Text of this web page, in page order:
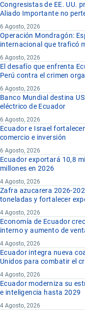
Congresistas de EE. UU.
Aliado Importante no
6 Agosto, 2026
Operación Mondragón:
internacional que traficó
6 Agosto, 2026
El desafío que enfrenta
Perú contra el crimen
6 Agosto, 2026
Banco Mundial destina
eléctrico de Ecuador
6 Agosto, 2026
Ecuador e Israel
comercio e inversión
6 Agosto, 2026
Ecuador exportará 10,8
millones en 2026
4 Agosto, 2026
Zafra azucarera 2026-
toneladas y fortalecer
4 Agosto, 2026
Economía de Ecuador
interno y aumento de
4 Agosto, 2026
Ecuador integra nueva
Unidos para combatir el
4 Agosto, 2026
Ecuador moderniza su
e inteligencia hasta 2029
4 Agosto, 2026